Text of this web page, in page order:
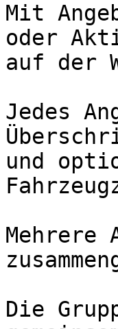
Mit
oder
auf der
Jedes
und
Mehrere
Die